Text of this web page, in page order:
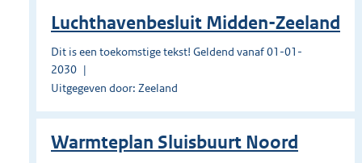
Luchthavenbesluit Midden-Zeeland
Dit is een toekomstige tekst! Geldend vanaf 01-01-
2030
Uitgegeven door: Zeeland
Warmteplan Sluisbuurt Noord